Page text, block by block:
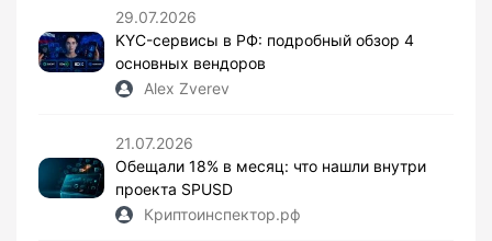
29.07.2026
KYC-сервисы в РФ: подробный обзор 4
основных вендоров
Alex Zverev
21.07.2026
Обещали 18% в месяц: что нашли внутри
проекта SPUSD
Криптоинспектор.рф